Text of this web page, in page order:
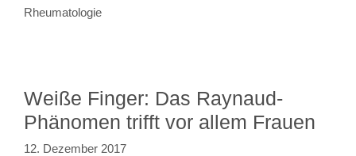
Rheumatologie
Weiße Finger: Das Raynaud-
Phänomen trifft vor allem Frauen
12. Dezember 2017